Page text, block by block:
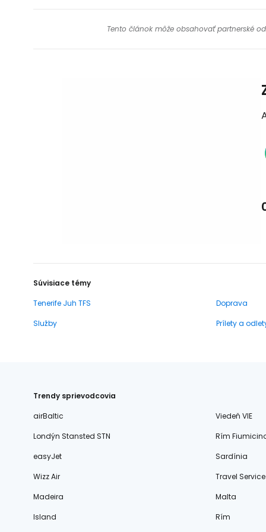
Tento článok môže obsahovať partnerské
Súvisiace témy
Tenerife Juh TFS
Doprava
Služby
Prílety a
Trendy sprievodcovia
airBaltic
Viedeň VIE
Londýn Stansted STN
Rím
easyJet
Sardínia
Wizz Air
Travel Service
Madeira
Malta
Island
Rím